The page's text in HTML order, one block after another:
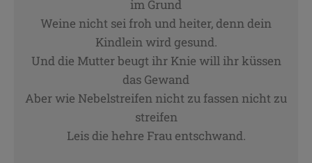
im Grund
Weine nicht sei froh und heiter, denn dein
Kindlein wird gesund.
Und die Mutter beugt ihr Knie will ihr küssen
das Gewand
Aber wie Nebelstreifen nicht zu fassen nicht zu
streifen
Leis die hehre Frau entschwand.